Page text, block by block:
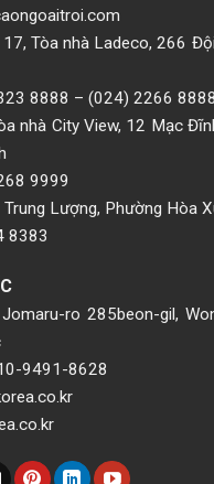
17, Tòa nhà Ladeco, 266
8888 – (024) 2266 8888
nhà City View, 12 Mạc
9999
Lượng, Phường Hòa
8383
ro 285beon-gil,
9491-8628